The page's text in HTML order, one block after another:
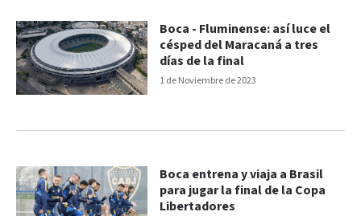
1 de Noviembre de 2023
Boca - Fluminense: así luce el
césped del Maracaná a tres
días de la final
Boca entrena y viaja a Brasil
para jugar la final de la Copa
Libertadores